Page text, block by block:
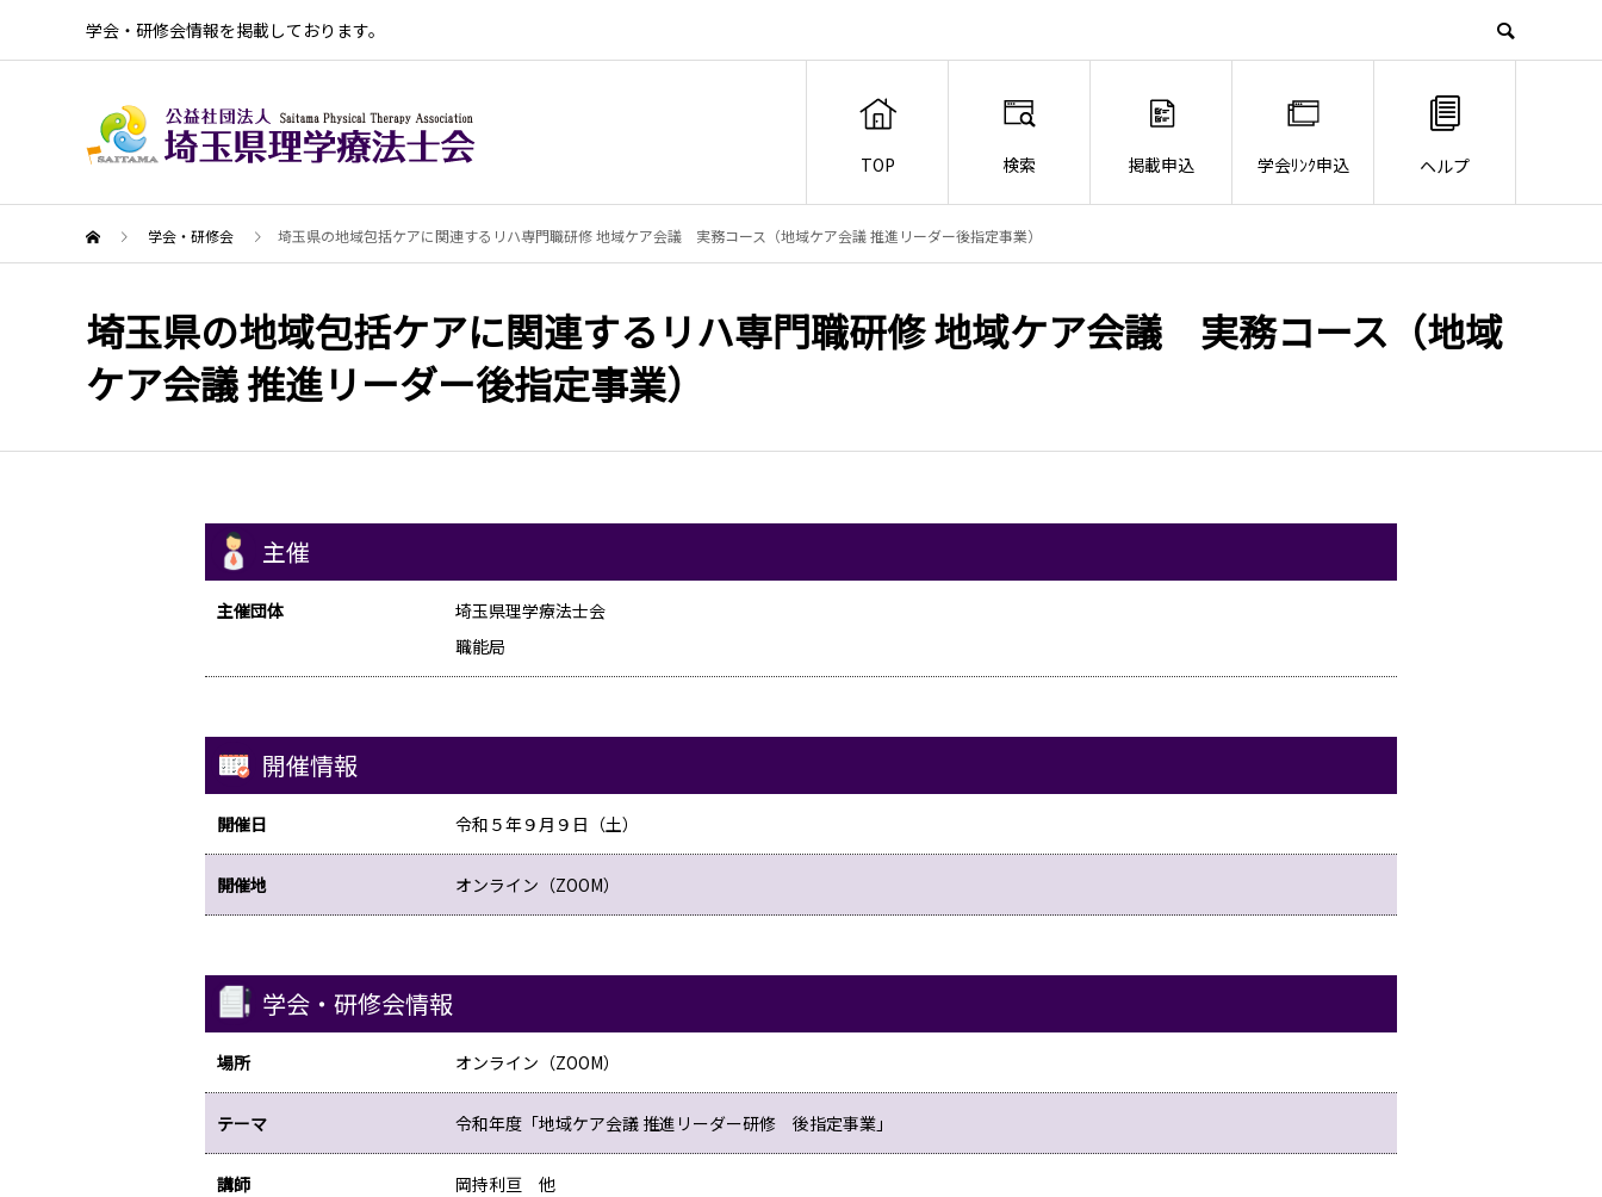
学会・研修会情報を掲載しております。
TOP 検索 掲載申込 学会ﾘﾝｸ申込 ヘルプ
学会・研修会 埼玉県の地域包括ケアに関連するリハ専門職研修 地域ケア会議 実務コース（地域ケア会議 推進リーダー後指定事業）
埼玉県の地域包括ケアに関連するリハ専門職研修 地域ケア会議 実務コース（地域
ケア会議 推進リーダー後指定事業）
主催
主催団体
埼玉県理学療法士会
職能局
開催情報
開催日 令和５年９月９日（土）
開催地 オンライン（ZOOM）
学会・研修会情報
場所 オンライン（ZOOM）
テーマ 令和年度「地域ケア会議 推進リーダー研修 後指定事業」
講師 岡持利亘 他